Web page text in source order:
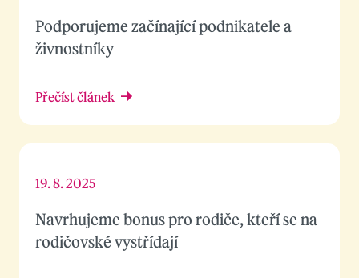
Podporujeme začínající podnikatele a
živnostníky
Přečíst článek
Navrhujeme bonus pro rodiče, kteří se na
rodičovské vystřídají
19. 8. 2025